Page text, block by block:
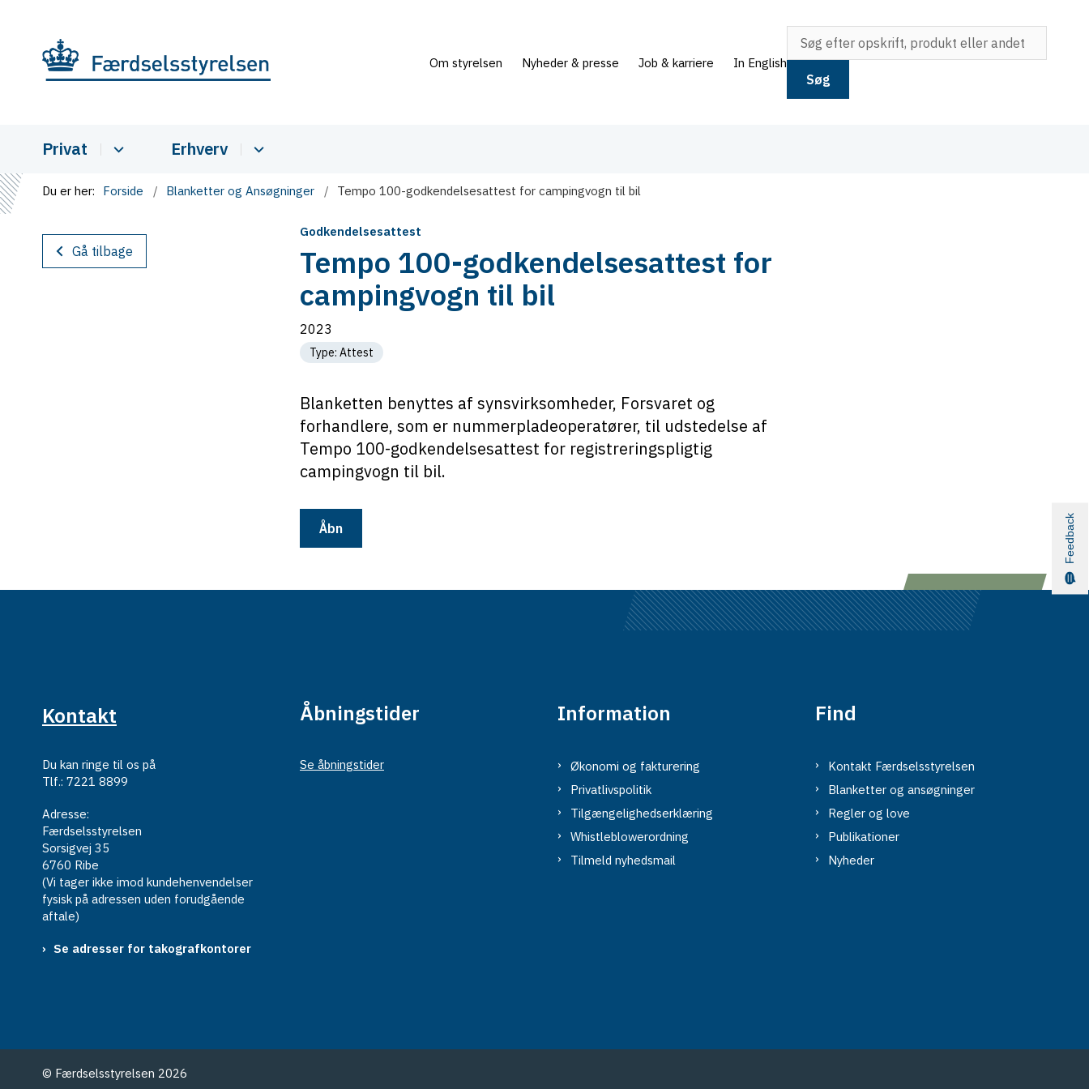
Om styrelsen Nyheder & presse Job & karriere In English
Søg
Privat Erhverv
Du er her: Forside Blanketter og Ansøgninger Tempo 100-godkendelsesattest for campingvogn til bil
Gå tilbage
Godkendelsesattest
Tempo 100-godkendelsesattest for
campingvogn til bil
2023
Type: Attest
Blanketten benyttes af synsvirksomheder, Forsvaret og
forhandlere, som er nummerpladeoperatører, til udstedelse af
Tempo 100-godkendelsesattest for registreringspligtig
campingvogn til bil.
Åbn
Kontakt Åbningstider Information Find
Du kan ringe til os på
Tlf.: 7221 8899
Adresse:
Færdselsstyrelsen
Sorsigvej 35
6760 Ribe
(Vi tager ikke imod kundehenvendelser
fysisk på adressen uden forudgående
aftale)
Se adresser for takografkontorer
Se åbningstider
Økonomi og fakturering
Privatlivspolitik
Tilgængelighedserklæring
Whistleblowerordning
Tilmeld nyhedsmail
Kontakt Færdselsstyrelsen
Blanketter og ansøgninger
Regler og love
Publikationer
Nyheder
© Færdselsstyrelsen 2026
Feedback